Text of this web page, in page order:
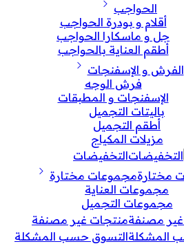
الحواجب
أقلام و بودرة الحواجب
جل و ماسكارا الحواجب
أطقم العناية بالحواجب
الفرش و الإسفنجات
فرش الوجه
الإسفنجات و المطبقات
باليتات التجميل
أطقم التجميل
مزيلات المكياج
التخفيضات
مجموعات مختارة
مجموعات العناية
مجموعات التجميل
منتجات غير مصنفة
التسوق حسب المشكلة